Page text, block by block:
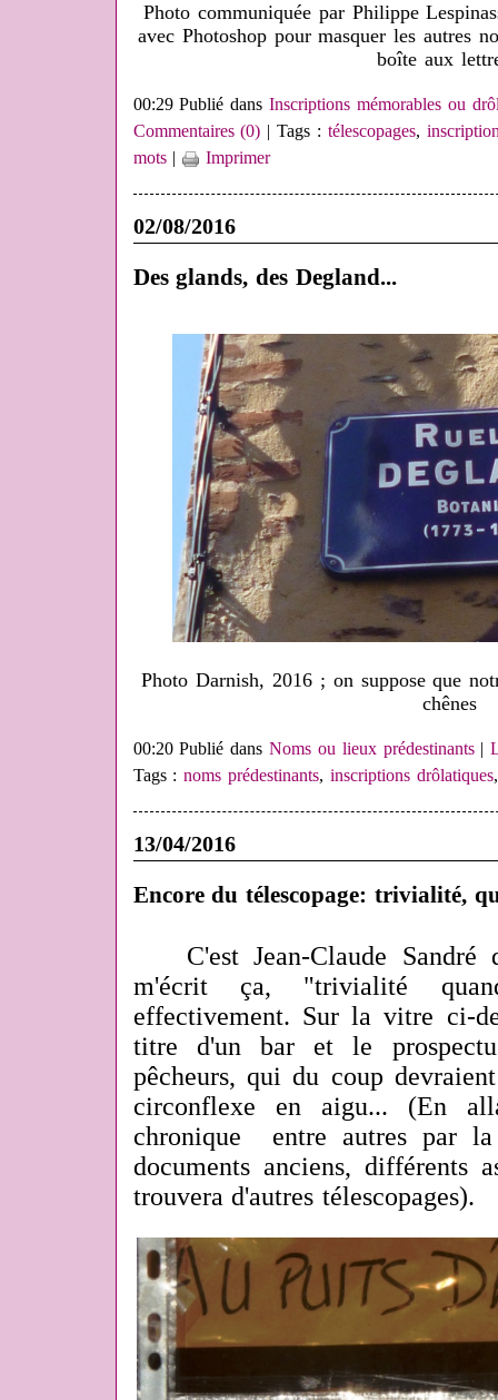
Photo communiquée par Philippe
avec Photoshop pour masquer les autres
boîte aux
00:29 Publié dansInscriptions mémorables ou
Commentaires (0) | Tags : télescopages,
mots| Imprimer
02/08/2016
Des glands, des Degland...
Photo Darnish, 2016 ; on suppose que
chênes
00:20 Publié dansNoms ou lieux prédestinants|
Tags :noms prédestinants, inscriptions drôlatiques
13/04/2016
Encore du télescopage: trivialité,
C'est Jean-Claude
m'écrit ça, "trivialité
effectivement. Sur la vitre ci-
titre d'un bar et le
pêcheurs, qui du coup
circonflexe en aigu... (En
chronique entre autres par la
documents anciens, différents
trouvera d'autres télescopages).